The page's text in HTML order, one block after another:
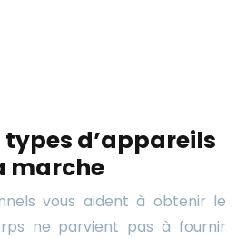
d’appareils
marche
vous aident à obtenir le
ne parvient pas à fournir